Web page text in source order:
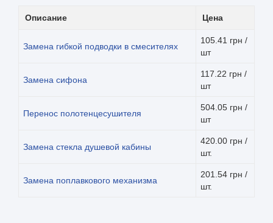
Описание Цена
Замена гибкой подводки в смесителях
105.41 грн /
шт
Замена сифона
117.22 грн /
шт
Перенос полотенцесушителя
504.05 грн /
шт
Замена стекла душевой кабины
420.00 грн /
шт.
Замена поплавкового механизма
201.54 грн /
шт.